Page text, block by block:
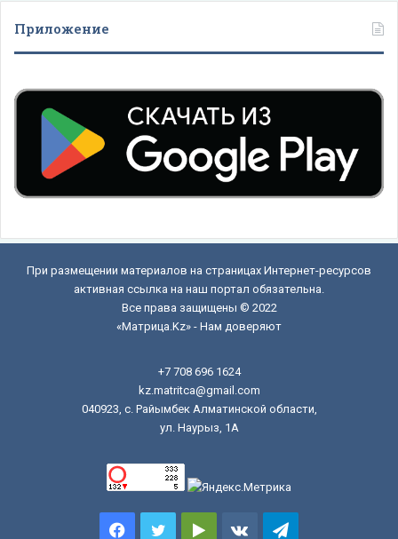
Приложение
При размещении материалов на страницах Интернет-ресурсов
активная ссылка на наш портал обязательна.
Все права защищены © 2022
«Матрица.Kz» - Нам доверяют
+7 708 696 1624
kz.matritca@gmail.com
040923, с. Райымбек Алматинской области,
ул. Наурыз, 1А
FacebookTwitterGoogle vk.comTelegram